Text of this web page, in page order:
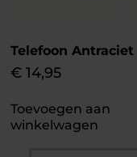
Telefoon Antraciet
€ 14,95
Toevoegen aan
winkelwagen